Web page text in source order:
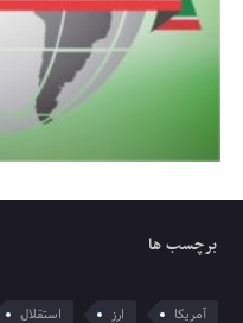
برچسب ها
آمریکا ارز استقلال